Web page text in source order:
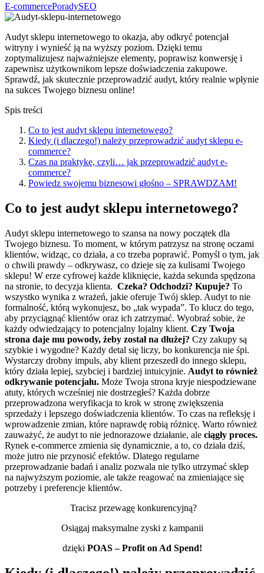
E-commercePoradySEO
Audyt sklepu internetowego to okazja, aby odkryć potencjał
witryny i wynieść ją na wyższy poziom. Dzięki temu
zoptymalizujesz najważniejsze elementy, poprawisz konwersję i
zapewnisz użytkownikom lepsze doświadczenia zakupowe.
Sprawdź, jak skutecznie przeprowadzić audyt, który realnie wpłynie
na sukces Twojego biznesu online!
Spis treści
Co to jest audyt sklepu internetowego?
Kiedy (i dlaczego!) należy przeprowadzić audyt sklepu e-
commerce?
Czas na praktykę, czyli… jak przeprowadzić audyt e-
commerce?
Powiedz swojemu biznesowi głośno – SPRAWDZAM!
Co to jest audyt sklepu internetowego?
Audyt sklepu internetowego to szansa na nowy początek dla
Twojego biznesu. To moment, w którym patrzysz na stronę oczami
klientów, widząc, co działa, a co trzeba poprawić. Pomyśl o tym, jak
o chwili prawdy – odkrywasz, co dzieje się za kulisami Twojego
sklepu! W erze cyfrowej każde kliknięcie, każda sekunda spędzona
na stronie, to decyzja klienta. Czeka? Odchodzi? Kupuje? To
wszystko wynika z wrażeń, jakie oferuje Twój sklep. Audyt to nie
formalność, którą wykonujesz, bo „tak wypada”. To klucz do tego,
aby przyciągnąć klientów oraz ich zatrzymać. Wyobraź sobie, że
każdy odwiedzający to potencjalny lojalny klient. Czy Twoja
strona daje mu powody, żeby został na dłużej? Czy zakupy są
szybkie i wygodne? Każdy detal się liczy, bo konkurencja nie śpi.
Wystarczy drobny impuls, aby klient przeszedł do innego sklepu,
który działa lepiej, szybciej i bardziej intuicyjnie. Audyt to również
odkrywanie potencjału. Może Twoja strona kryje niespodziewane
atuty, których wcześniej nie dostrzegłeś? Każda dobrze
przeprowadzona weryfikacja to krok w stronę zwiększenia
sprzedaży i lepszego doświadczenia klientów. To czas na refleksję i
wprowadzenie zmian, które naprawdę robią różnicę. Warto również
zauważyć, że audyt to nie jednorazowe działanie, ale ciągły proces.
Rynek e-commerce zmienia się dynamicznie, a to, co działa dziś,
może jutro nie przynosić efektów. Dlatego regularne
przeprowadzanie badań i analiz pozwala nie tylko utrzymać sklep
na najwyższym poziomie, ale także reagować na zmieniające się
potrzeby i preferencje klientów.
Tracisz przewagę konkurencyjną?
Osiągaj maksymalne zyski z kampanii
dzięki POAS – Profit on Ad Spend!